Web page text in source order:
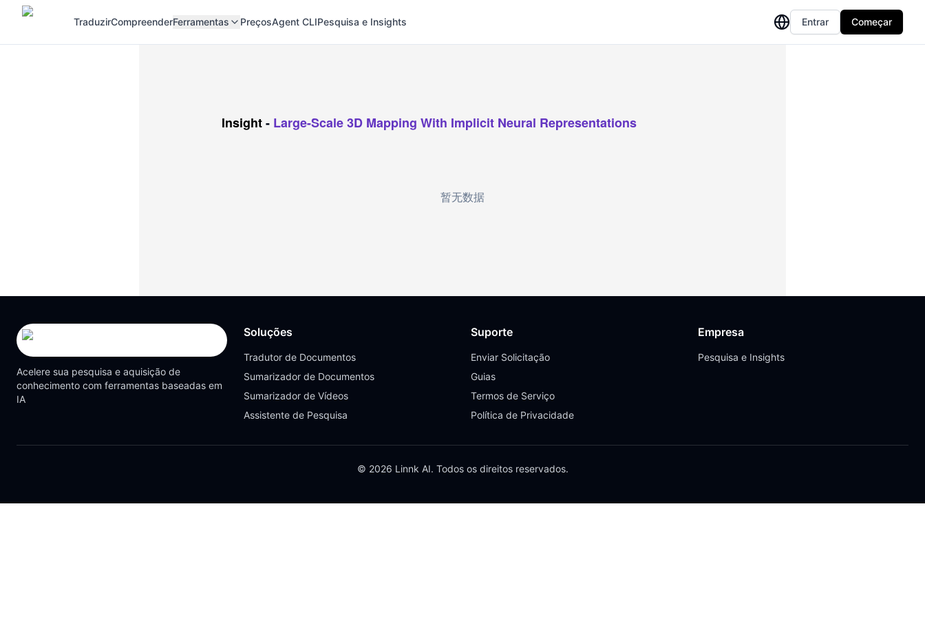
TraduzirCompreenderFerramentas PreçosAgent CLIPesquisa e Insights Entrar Começar
Insight- Large-Scale 3D Mapping With Implicit Neural Representations
暂无数据
Acelere sua pesquisa e aquisição de
conhecimento com ferramentas baseadas em
IA
Soluções
Tradutor de Documentos
Sumarizador de Documentos
Sumarizador de Vídeos
Assistente de Pesquisa
Suporte
Enviar Solicitação
Guias
Termos de Serviço
Política de Privacidade
Empresa
Pesquisa e Insights
© 2026 Linnk AI. Todos os direitos reservados.